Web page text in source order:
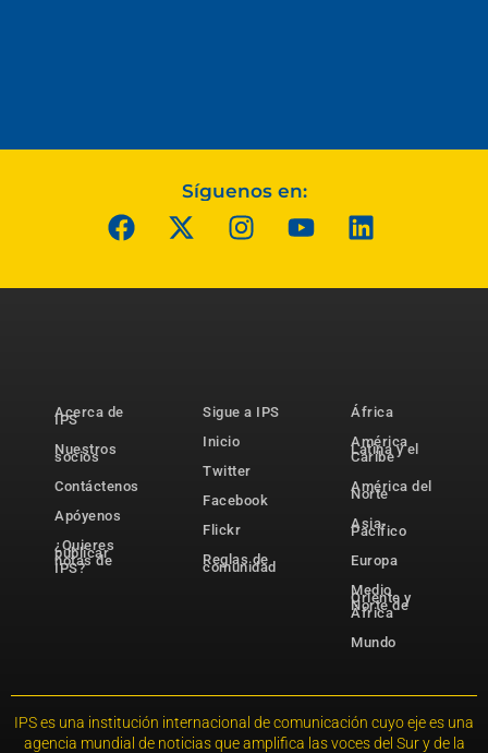
Síguenos en:
Acerca de
IPS
Nuestros
socios
Contáctenos
Apóyenos
¿Quieres
publicar
notas de
IPS?
Sigue a IPS
Inicio
Twitter
Facebook
Flickr
Reglas de
comunidad
África
América
Latina y el
Caribe
América del
Norte
Asia-
Pacífico
Europa
Medio
Oriente y
Norte de
África
Mundo
IPS es una institución internacional de comunicación cuyo eje es una
agencia mundial de noticias que amplifica las voces del Sur y de la